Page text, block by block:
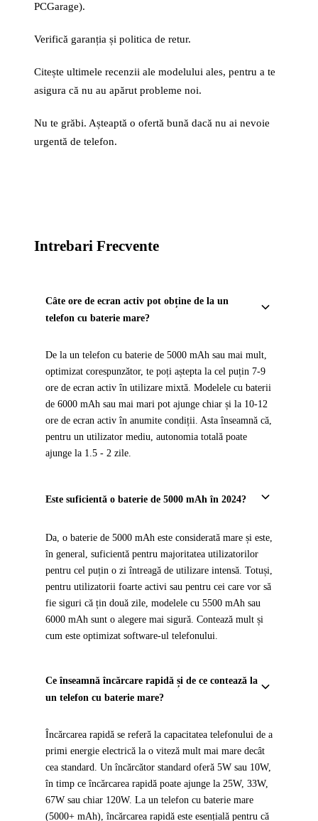
PCGarage).
Verifică garanția și politica de retur.
Citește ultimele recenzii ale modelului ales, pentru a te
asigura că nu au apărut probleme noi.
Nu te grăbi. Așteaptă o ofertă bună dacă nu ai nevoie
urgentă de telefon.
Intrebari Frecvente
Câte ore de ecran activ pot obține de la un
telefon cu baterie mare?
De la un telefon cu baterie de 5000 mAh sau mai mult,
optimizat corespunzător, te poți aștepta la cel puțin 7-9
ore de ecran activ în utilizare mixtă. Modelele cu baterii
de 6000 mAh sau mai mari pot ajunge chiar și la 10-12
ore de ecran activ în anumite condiții. Asta înseamnă că,
pentru un utilizator mediu, autonomia totală poate
ajunge la 1.5 - 2 zile.
Este suficientă o baterie de 5000 mAh în 2024?
Da, o baterie de 5000 mAh este considerată mare și este,
în general, suficientă pentru majoritatea utilizatorilor
pentru cel puțin o zi întreagă de utilizare intensă. Totuși,
pentru utilizatorii foarte activi sau pentru cei care vor să
fie siguri că țin două zile, modelele cu 5500 mAh sau
6000 mAh sunt o alegere mai sigură. Contează mult și
cum este optimizat software-ul telefonului.
Ce înseamnă încărcare rapidă și de ce contează la
un telefon cu baterie mare?
Încărcarea rapidă se referă la capacitatea telefonului de a
primi energie electrică la o viteză mult mai mare decât
cea standard. Un încărcător standard oferă 5W sau 10W,
în timp ce încărcarea rapidă poate ajunge la 25W, 33W,
67W sau chiar 120W. La un telefon cu baterie mare
(5000+ mAh), încărcarea rapidă este esențială pentru că